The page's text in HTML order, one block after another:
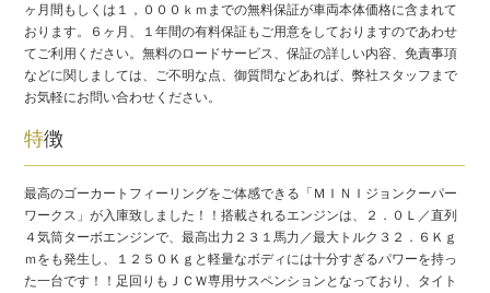
ヶ月間もしくは１，０００ｋｍまでの無料保証が車両本体価格に含まれて
おります。６ヶ月、１年間の有料保証もご用意をしておりますのであわせ
てご利用ください。無料のロードサービス、保証の詳しい内容、免責事項
などに関しましては、ご不明な点、御質問などあれば、弊社スタッフまで
お気軽にお問い合わせください。
特徴
最高のゴーカートフィーリングをご体感できる「ＭＩＮＩジョンクーパー
ワークス」が入庫致しました！！搭載されるエンジンは、２．０Ｌ／直列
４気筒ターボエンジンで、最高出力２３１馬力／最大トルク３２．６Ｋｇ
ｍをも発生し、１２５０Ｋｇと軽量なボディには十分すぎるパワーを持っ
た一台です！！足回りもＪＣＷ専用サスペンションとなっており、タイト